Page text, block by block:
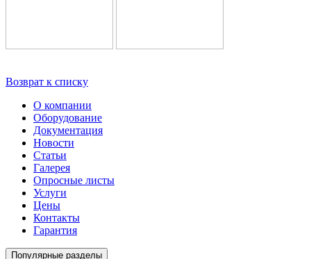
Возврат к списку
О компании
Оборудование
Документация
Новости
Статьи
Галерея
Опросные листы
Услуги
Цены
Контакты
Гарантия
Популярные разделы